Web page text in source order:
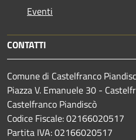
Eventi
CONTATTI
Comune di Castelfranco
Piazza V. Emanuele 30 -
Castelfranco Piandiscò
Codice Fiscale: 02166020517
Partita IVA: 02166020517